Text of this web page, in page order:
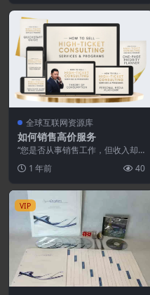
全球互联网资源库
如何销售高价服务
“您是否从事销售工作，但收入却
又担心无法完成大单？...
1 年前 40
VIP